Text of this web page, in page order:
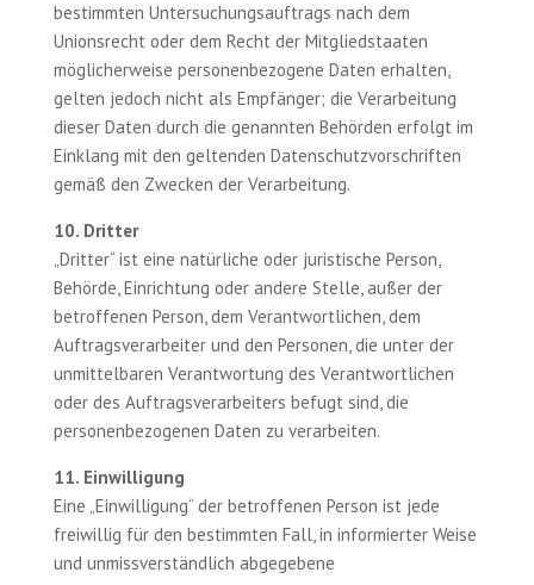
bestimmten Untersuchungsauftrags nach dem
Unionsrecht oder dem Recht der Mitgliedstaaten
möglicherweise personenbezogene Daten erhalten,
gelten jedoch nicht als Empfänger; die Verarbeitung
dieser Daten durch die genannten Behörden erfolgt im
Einklang mit den geltenden Datenschutzvorschriften
gemäß den Zwecken der Verarbeitung.
10. Dritter
„Dritter“ ist eine natürliche oder juristische Person,
Behörde, Einrichtung oder andere Stelle, außer der
betroffenen Person, dem Verantwortlichen, dem
Auftragsverarbeiter und den Personen, die unter der
unmittelbaren Verantwortung des Verantwortlichen
oder des Auftragsverarbeiters befugt sind, die
personenbezogenen Daten zu verarbeiten.
11. Einwilligung
Eine „Einwilligung“ der betroffenen Person ist jede
freiwillig für den bestimmten Fall, in informierter Weise
und unmissverständlich abgegebene